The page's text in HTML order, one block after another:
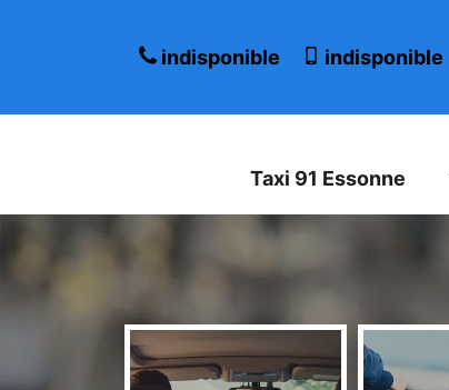
indisponible indisponible
Taxi 91 Essonne